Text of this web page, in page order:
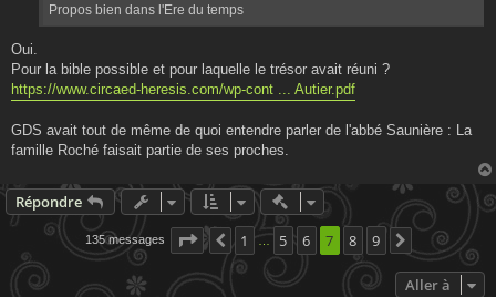
Propos bien dans l'Ere du temps
Oui.
Pour la bible possible et pour laquelle le trésor avait réuni ?
https://www.circaed-heresis.com/wp-cont ... Autier.pdf
GDS avait tout de même de quoi entendre parler de l'abbé Saunière : La
famille Roché faisait partie de ses proches.
Répondre Actions rapides de
135 messages Page 7 sur9
Précédente
1 … 5 6 7 8 9 Suivante
Aller à